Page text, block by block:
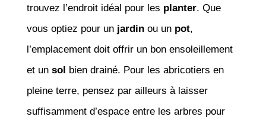
trouvez l’endroit idéal pour les planter. Que
vous optiez pour un jardinou un pot,
l’emplacement doit offrir un bon ensoleillement
et un sol bien drainé. Pour les abricotiers en
pleine terre, pensez par ailleurs à laisser
suffisamment d’espace entre les arbres pour